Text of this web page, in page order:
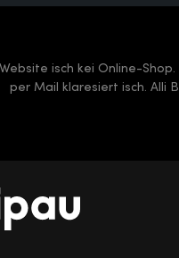
isch kei Online-
per Mail klaresiert isch. Alli